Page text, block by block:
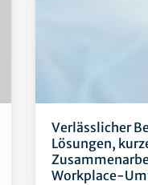
Verlässlicher
Lösungen,
Workplace-